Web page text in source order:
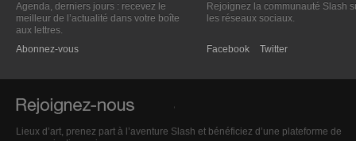
Agenda, derniers jours : recevez le
meilleur de l’actualité dans votre boîte
aux lettres.
Abonnez-vous
Rejoignez la communauté Slash
les réseaux sociaux.
Facebook Twitter
Lieux d’art, prenez part à l’aventure Slash et bénéficiez d’une plateforme de